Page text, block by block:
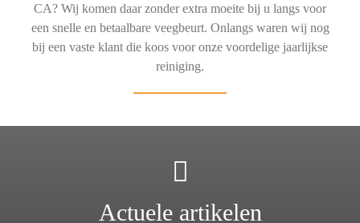
CA? Wij komen daar zonder extra moeite bij u langs voor
een snelle en betaalbare veegbeurt. Onlangs waren wij nog
bij een vaste klant die koos voor onze voordelige jaarlijkse
reiniging.
Actuele artikelen